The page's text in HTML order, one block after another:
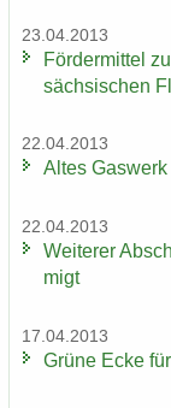
23.04.2013
För­der­mit­tel
säch­si­schen
22.04.2013
Altes
22.04.2013
Wei­te­rer
migt
17.04.2013
Grüne Ecke